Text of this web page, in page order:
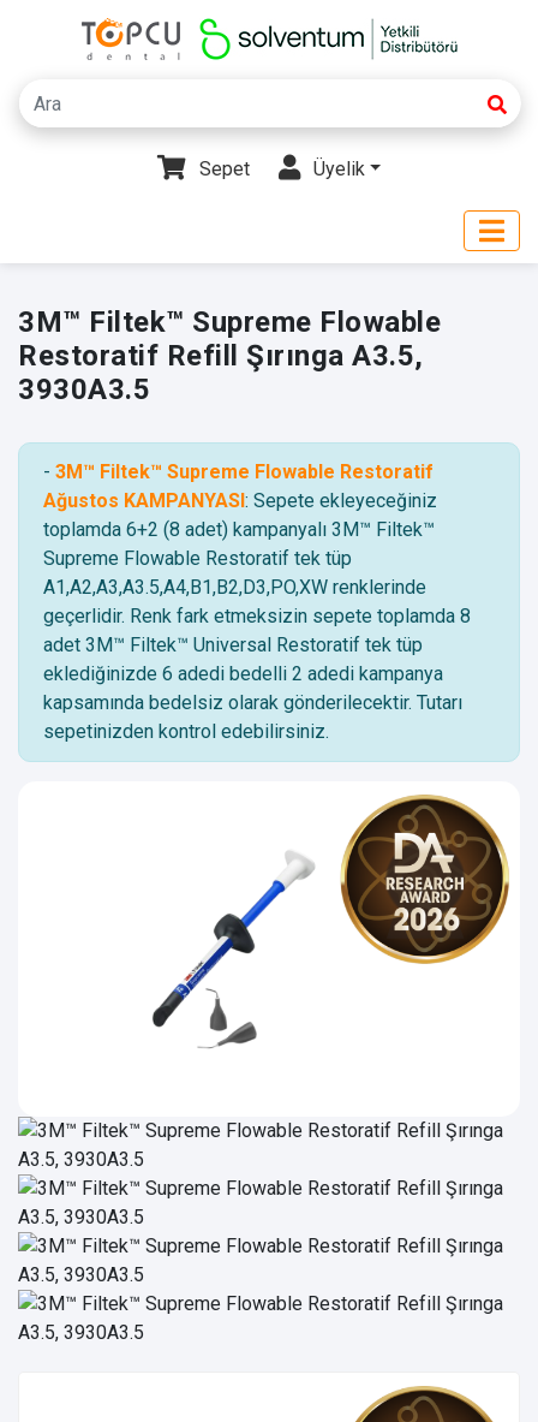
Sepet Üyelik
3M™ Filtek™ Supreme Flowable
Restoratif Refill Şırınga A3.5,
3930A3.5
- 3M™ Filtek™ Supreme Flowable Restoratif
Ağustos KAMPANYASI: Sepete ekleyeceğiniz
toplamda 6+2 (8 adet) kampanyalı 3M™ Filtek™
Supreme Flowable Restoratif tek tüp
A1,A2,A3,A3.5,A4,B1,B2,D3,PO,XW renklerinde
geçerlidir. Renk fark etmeksizin sepete toplamda 8
adet 3M™ Filtek™ Universal Restoratif tek tüp
eklediğinizde 6 adedi bedelli 2 adedi kampanya
kapsamında bedelsiz olarak gönderilecektir. Tutarı
sepetinizden kontrol edebilirsiniz.